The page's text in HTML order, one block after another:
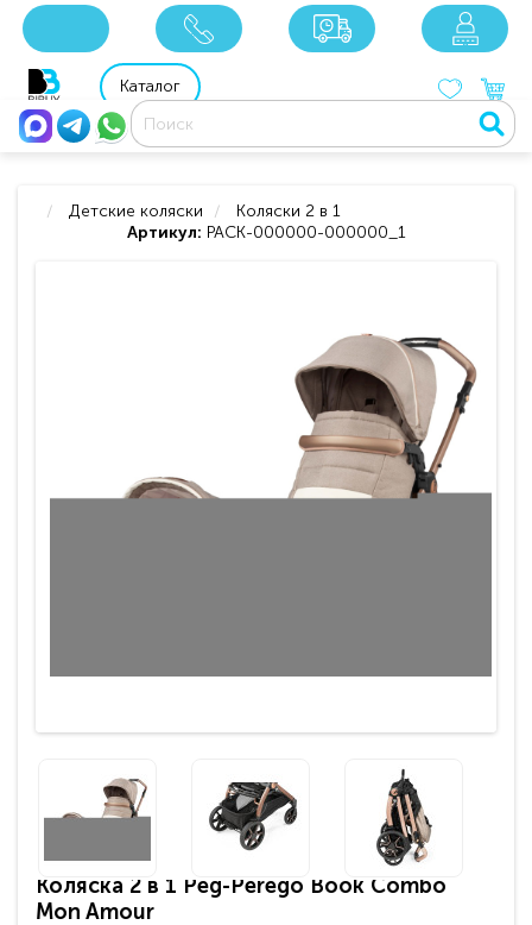
8 800 201 92 06
Каталог
Детские коляски
Коляски 2 в 1
Артикул: PACK-000000-000000_1
Коляска 2 в 1 Peg-Perego Book Combo
Mon Amour
xxx